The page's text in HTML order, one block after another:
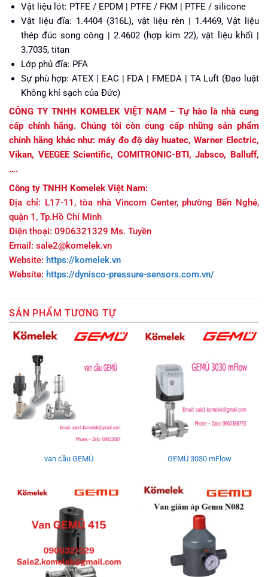
Vật liệu lót: PTFE / EPDM | PTFE / FKM | PTFE / silicone
Vật liệu đĩa: 1.4404 (316L), vật liệu rèn | 1.4469, Vật liệu
thép đúc song công | 2.4602 (hợp kim 22), vật liệu khối |
3.7035, titan
Lớp phủ đĩa: PFA
Sự phù hợp: ATEX | EAC | FDA | FMEDA | TA Luft (Đạo luật
Không khí sạch của Đức)
CÔNG TY TNHH KOMELEK VIỆT NAM – Tự hào là nhà cung
cấp chính hãng. Chúng tôi còn cung cấp những sản phẩm
chính hãng khác như: máy đo độ dày huatec, Warner Electric,
Vikan, VEEGEE Scientific, COMITRONIC-BTI, Jabsco, Balluff,
….
Công ty TNHH Komelek Việt Nam:
Địa chỉ: L17-11, tòa nhà Vincom Center, phường Bến Nghé,
quận 1, Tp.Hồ Chí Minh
Điện thoại: 0906321329 Ms. Tuyền
Email: sale2@komelek.vn
Website: https://komelek.vn
Website: https://dynisco-pressure-sensors.com.vn/
SẢN PHẨM TƯƠNG TỰ
van cầu GEMÜ GEMÜ 3030 mFlow